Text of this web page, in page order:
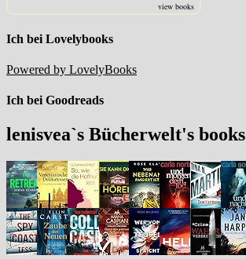
view books
Ich bei Lovelybooks
Powered by LovelyBooks
Ich bei Goodreads
lenisvea`s Bücherwelt's books